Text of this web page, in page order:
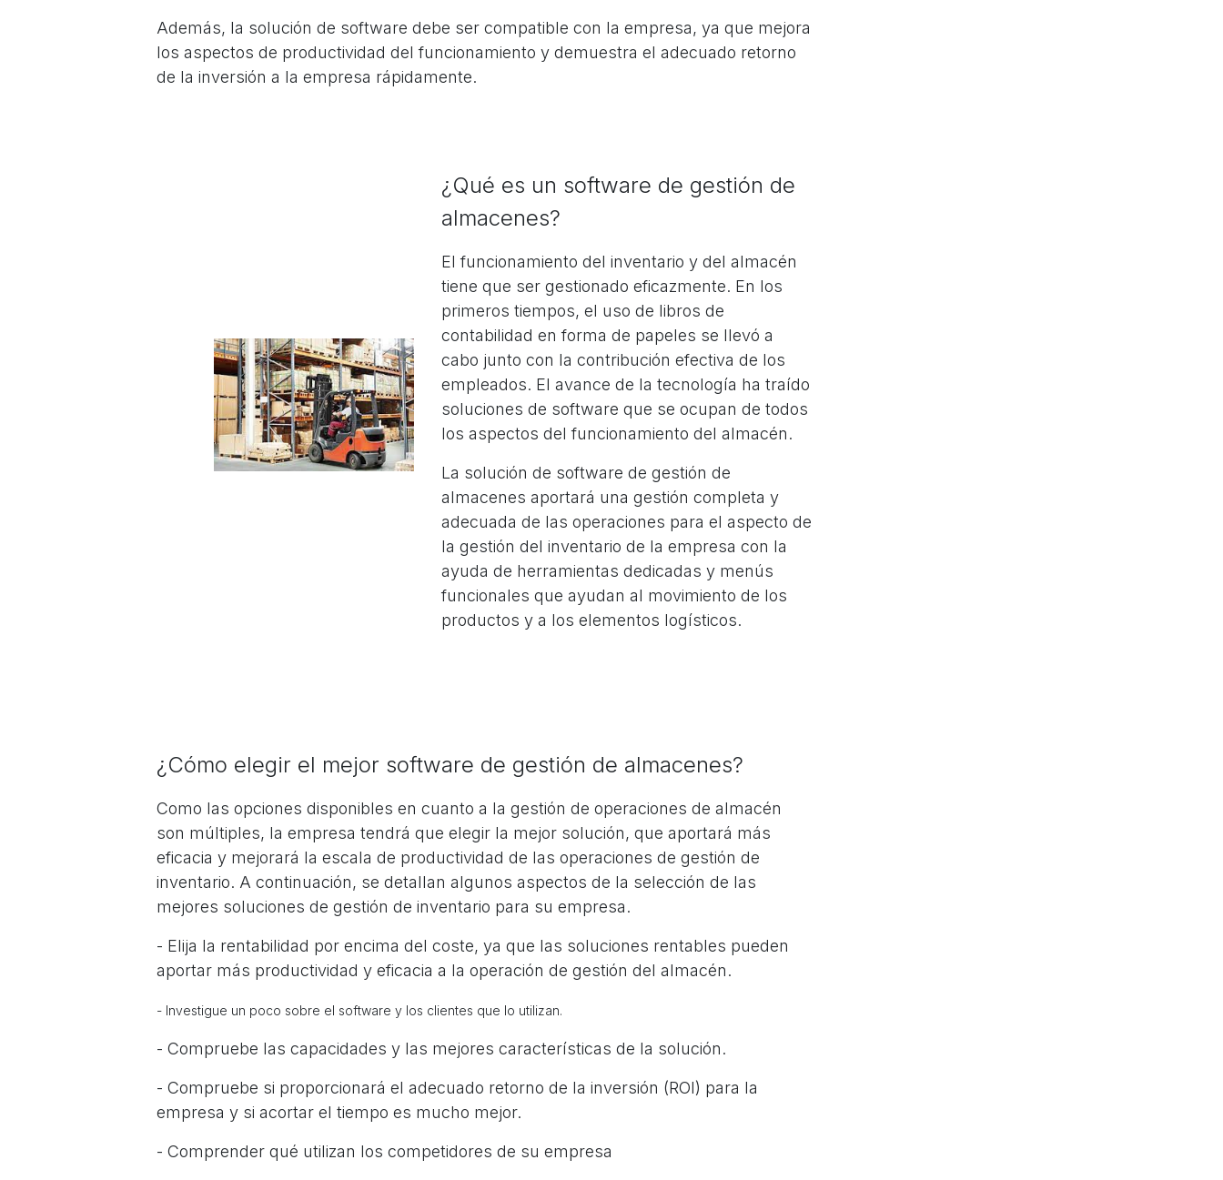
Además, la solución de software debe ser compatible con la empresa, ya que mejora
los aspectos de productividad del funcionamiento y demuestra el adecuado retorno
de la inversión a la empresa rápidamente.
¿Qué es un software de gestión de
almacenes?
El funcionamiento del inventario y del almacén
tiene que ser gestionado eficazmente. En los
primeros tiempos, el uso de libros de
contabilidad en forma de papeles se llevó a
cabo junto con la contribución efectiva de los
empleados. El avance de la tecnología ha traído
soluciones de software que se ocupan de todos
los aspectos del funcionamiento del almacén.
La solución de software de gestión de
almacenes aportará una gestión completa y
adecuada de las operaciones para el aspecto de
la gestión del inventario de la empresa con la
ayuda de herramientas dedicadas y menús
funcionales que ayudan al movimiento de los
productos y a los elementos logísticos.
¿Cómo elegir el mejor software de gestión de almacenes?
Como las opciones disponibles en cuanto a la gestión de operaciones de almacén
son múltiples, la empresa tendrá que elegir la mejor solución, que aportará más
eficacia y mejorará la escala de productividad de las operaciones de gestión de
inventario. A continuación, se detallan algunos aspectos de la selección de las
mejores soluciones de gestión de inventario para su empresa.
- Elija la rentabilidad por encima del coste, ya que las soluciones rentables pueden
aportar más productividad y eficacia a la operación de gestión del almacén.
- Investigue un poco sobre el software y los clientes que lo utilizan.
- Compruebe las capacidades y las mejores características de la solución.
- Compruebe si proporcionará el adecuado retorno de la inversión (ROI) para la
empresa y si acortar el tiempo es mucho mejor.
- Comprender qué utilizan los competidores de su empresa